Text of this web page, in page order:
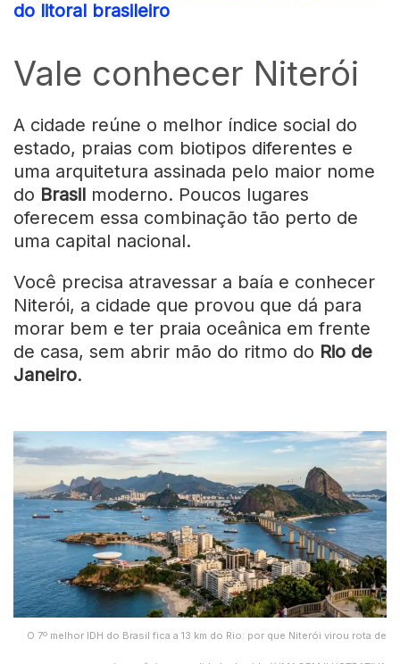
do litoral brasileiro
Vale conhecer Niterói
A cidade reúne o melhor índice social do
estado, praias com biotipos diferentes e
uma arquitetura assinada pelo maior nome
do Brasil moderno. Poucos lugares
oferecem essa combinação tão perto de
uma capital nacional.
Você precisa atravessar a baía e conhecer
Niterói, a cidade que provou que dá para
morar bem e ter praia oceânica em frente
de casa, sem abrir mão do ritmo do Rio de
Janeiro.
O 7º melhor IDH do Brasil fica a 13 km do Rio: por que Niterói virou rota de